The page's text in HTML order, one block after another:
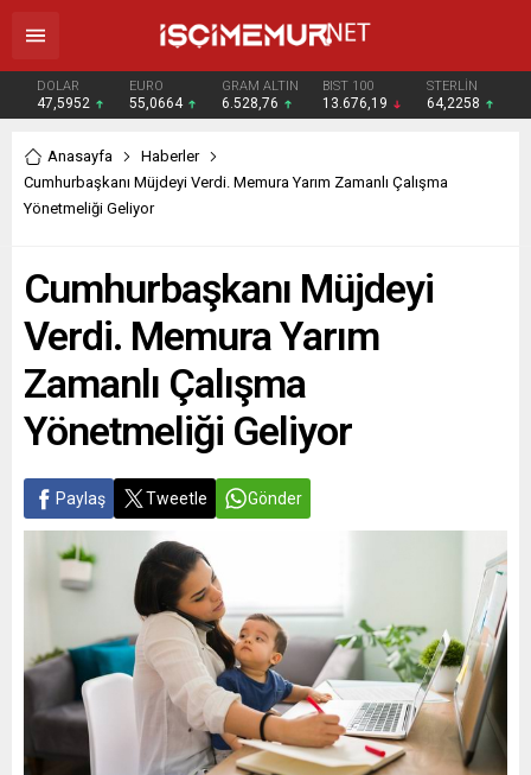
DOLAR
47,5952
EURO
55,0664
GRAM ALTIN
6.528,76
BIST 100
13.676,19
STERLİN
64,2258
Anasayfa
Haberler
Cumhurbaşkanı Müjdeyi Verdi. Memura Yarım Zamanlı Çalışma
Yönetmeliği Geliyor
Cumhurbaşkanı Müjdeyi
Verdi. Memura Yarım
Zamanlı Çalışma
Yönetmeliği Geliyor
Paylaş Tweetle Gönder